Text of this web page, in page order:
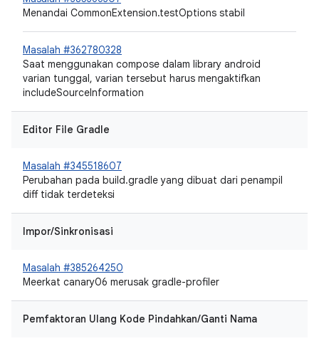
Menandai CommonExtension.testOptions stabil
Masalah #362780328
Saat menggunakan compose dalam library android
varian tunggal, varian tersebut harus mengaktifkan
includeSourceInformation
Editor File Gradle
Masalah #345518607
Perubahan pada build.gradle yang dibuat dari penampil
diff tidak terdeteksi
Impor/Sinkronisasi
Masalah #385264250
Meerkat canary06 merusak gradle-profiler
Pemfaktoran Ulang Kode Pindahkan/Ganti Nama